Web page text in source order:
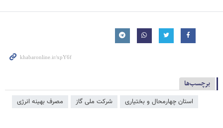
برچسب‌ها
استان چهارمحال و بختیاری شرکت ملی گاز مصرف بهینه انرژی